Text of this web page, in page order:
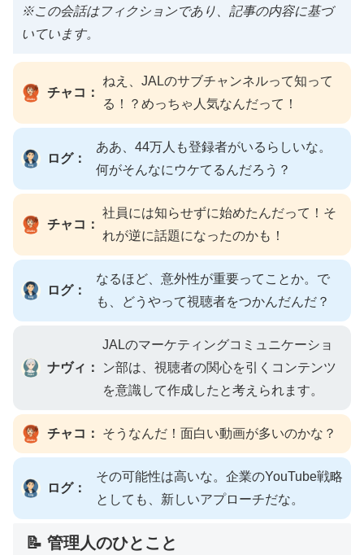
※この会話はフィクションであり、記事の内容に基づ
いています。
チャコ：
ねえ、JALのサブチャンネルって知って
る！？めっちゃ人気なんだって！
ログ：
ああ、44万人も登録者がいるらしいな。
何がそんなにウケてるんだろう？
チャコ：
社員には知らせずに始めたんだって！そ
れが逆に話題になったのかも！
ログ：
なるほど、意外性が重要ってことか。で
も、どうやって視聴者をつかんだんだ？
ナヴィ：
JALのマーケティングコミュニケーショ
ン部は、視聴者の関心を引くコンテンツ
を意識して作成したと考えられます。
チャコ： そうなんだ！面白い動画が多いのかな？
ログ：
その可能性は高いな。企業のYouTube戦略
としても、新しいアプローチだな。
📝 管理人のひとこと